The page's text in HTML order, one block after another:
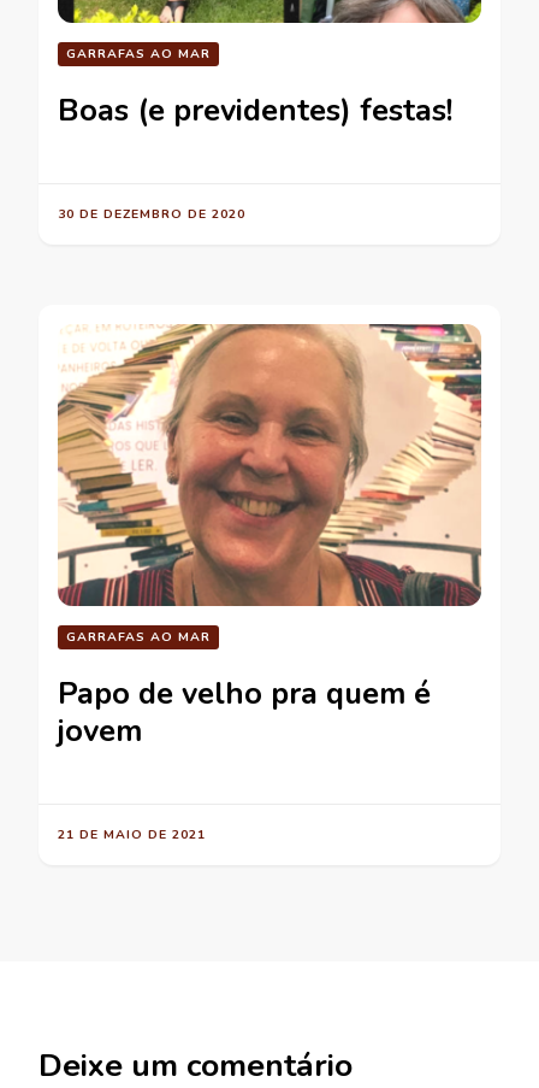
GARRAFAS AO MAR
Boas (e previdentes) festas!
30 DE DEZEMBRO DE 2020
GARRAFAS AO MAR
Papo de velho pra quem é
jovem
21 DE MAIO DE 2021
Deixe um comentário